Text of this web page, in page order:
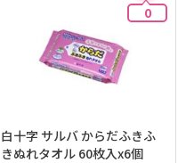
0
白十字 サルバ からだふきふ
きぬれタオル 60枚入x6個